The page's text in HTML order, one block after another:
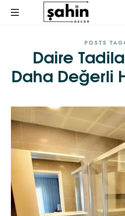
Farkı
POSTS
Daire
Daha Değerli